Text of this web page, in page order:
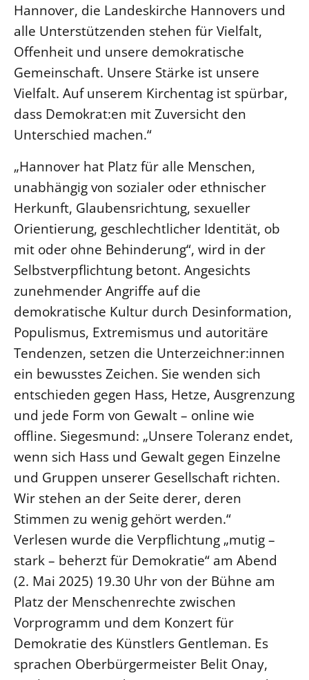
Hannover, die Landeskirche Hannovers und
alle Unterstützenden stehen für Vielfalt,
Offenheit und unsere demokratische
Gemeinschaft. Unsere Stärke ist unsere
Vielfalt. Auf unserem Kirchentag ist spürbar,
dass Demokrat:en mit Zuversicht den
Unterschied machen.“
„Hannover hat Platz für alle Menschen,
unabhängig von sozialer oder ethnischer
Herkunft, Glaubensrichtung, sexueller
Orientierung, geschlechtlicher Identität, ob
mit oder ohne Behinderung“, wird in der
Selbstverpflichtung betont. Angesichts
zunehmender Angriffe auf die
demokratische Kultur durch Desinformation,
Populismus, Extremismus und autoritäre
Tendenzen, setzen die Unterzeichner:innen
ein bewusstes Zeichen. Sie wenden sich
entschieden gegen Hass, Hetze, Ausgrenzung
und jede Form von Gewalt – online wie
offline. Siegesmund: „Unsere Toleranz endet,
wenn sich Hass und Gewalt gegen Einzelne
und Gruppen unserer Gesellschaft richten.
Wir stehen an der Seite derer, deren
Stimmen zu wenig gehört werden.“
Verlesen wurde die Verpflichtung „mutig –
stark – beherzt für Demokratie“ am Abend
(2. Mai 2025) 19.30 Uhr von der Bühne am
Platz der Menschenrechte zwischen
Vorprogramm und dem Konzert für
Demokratie des Künstlers Gentleman. Es
sprachen Oberbürgermeister Belit Onay,
SERVICE
Älterwerden im Pfarrberuf
Beteiligungsverfahren
Beschwerdestellen
Finanzplanung
IT-Service
Corporate Design
Interventionsplan
Jahresgespräche
Kantine Speiseplan
Kirchliches Amtsblatt
Kirchliche Verwaltung
Klimaschutzgesetz
Kunstreferat
NKVK
Öffentlichkeitsarbeit
Personalausschuss
Projektmanagement
Recht
Terminstundenplaner